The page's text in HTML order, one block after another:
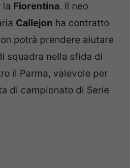
la Fiorentina. Il neo
Callejon ha contratto
potrà prendere aiutare
squadra nella sfida di
il Parma, valevole per
di campionato di Serie